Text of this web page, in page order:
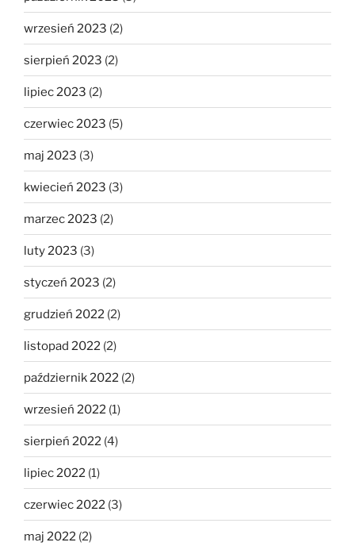
wrzesień 2023 (2)
sierpień 2023 (2)
lipiec 2023 (2)
czerwiec 2023 (5)
maj 2023 (3)
kwiecień 2023 (3)
marzec 2023 (2)
luty 2023 (3)
styczeń 2023 (2)
grudzień 2022 (2)
listopad 2022 (2)
październik 2022 (2)
wrzesień 2022 (1)
sierpień 2022 (4)
lipiec 2022 (1)
czerwiec 2022 (3)
maj 2022 (2)